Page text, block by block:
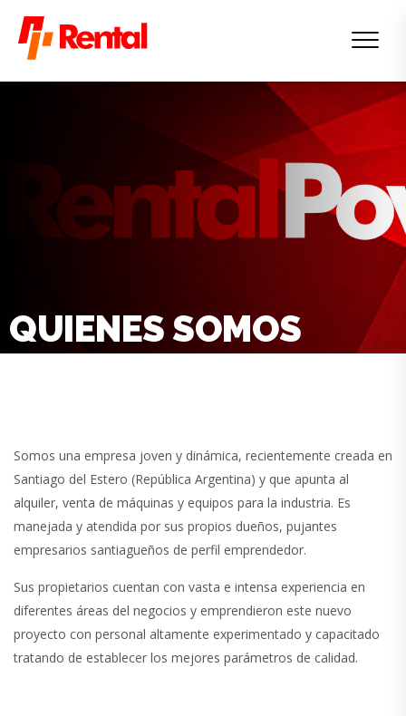
QUIENES SOMOS
Somos una empresa joven y dinámica, recientemente creada en
Santiago del Estero (República Argentina) y que apunta al
alquiler, venta de máquinas y equipos para la industria. Es
manejada y atendida por sus propios dueños, pujantes
empresarios santiagueños de perfil emprendedor.
Sus propietarios cuentan con vasta e intensa experiencia en
diferentes áreas del negocios y emprendieron este nuevo
proyecto con personal altamente experimentado y capacitado
tratando de establecer los mejores parámetros de calidad.